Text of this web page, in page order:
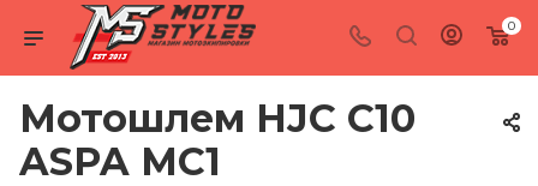
0
Мотошлем HJC C10
ASPA MC1